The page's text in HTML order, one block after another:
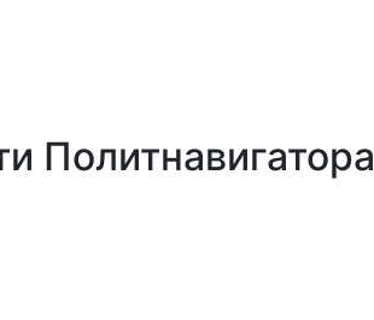
Политнавигатора